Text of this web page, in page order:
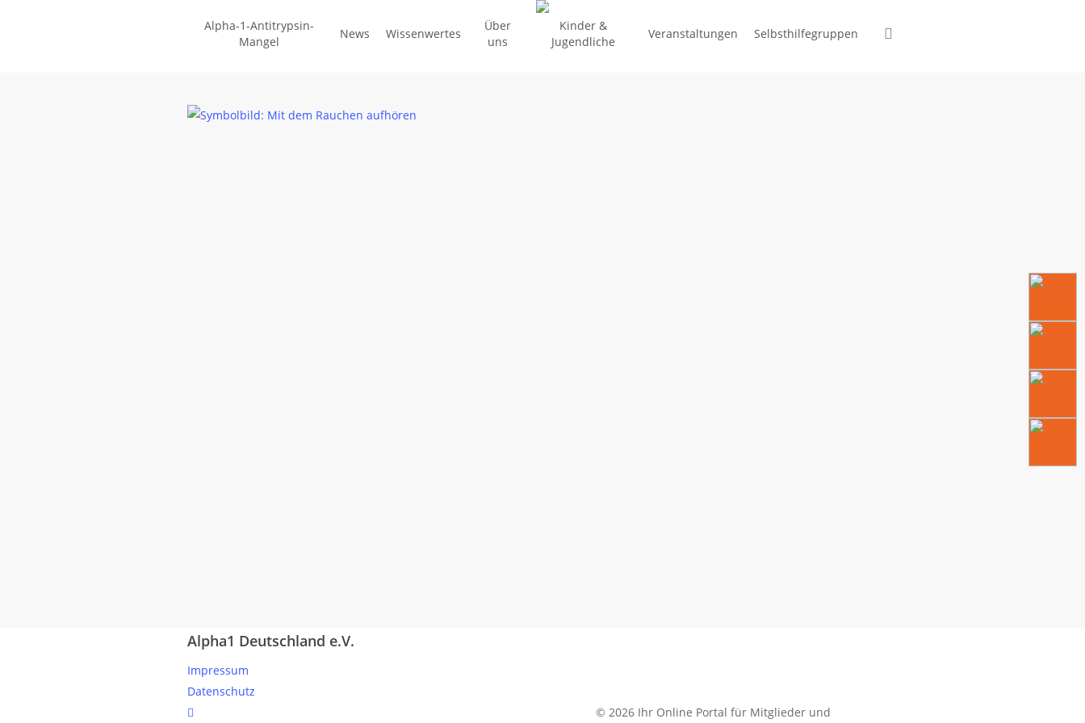
Alpha-1-Antitrypsin-
Mangel
News Wissenwertes
Über
uns
Kinder &
Jugendliche
Veranstaltungen Selbsthilfegruppen
Alpha1 Deutschland e.V.
Impressum
Datenschutz
linkedin
© 2026 Ihr Online Portal für Mitglieder und